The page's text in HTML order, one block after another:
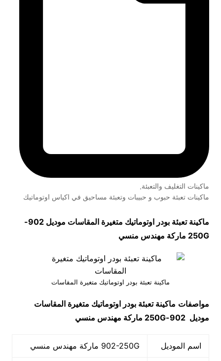
ماكينات التغليف والتعبئة,
ماكينات تعبئة حبوب و حبيبات وتعبئة مساحيق في اكياس اوتوماتيك
ماكينة تعبئة بودر اوتوماتيك متغيرة المقاسات موديل
902-
250G ماركة مهندس منسي
ماكينة تعبئة بودر اوتوماتيك متغيرة المقاسات
مواصفات ماكينة تعبئة بودر اوتوماتيك متغيرة المقاسات
موديل 902-250G ماركة مهندس منسي
اسم الموديل 902-250G ماركة مهندس منسي